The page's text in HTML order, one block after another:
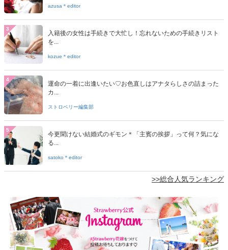
azusa＊editor
3
入籍後の女性は手続きで大忙し！忘れないための手続きリスト
を...
kozue＊editor
4
運命の一着に出逢いたい♡お色直しはアナタらしさの詰まった
カ...
ストロベリー編集部
5
今更聞けない結婚式のギモン＊「主賓の挨拶」って何？気にな
る...
satoko＊editor
>>総合人気ランキング